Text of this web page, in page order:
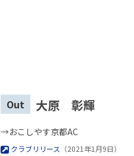
Out 大原 彰輝
→おこしやす京都AC
クラブリリース （2021年1月9日）